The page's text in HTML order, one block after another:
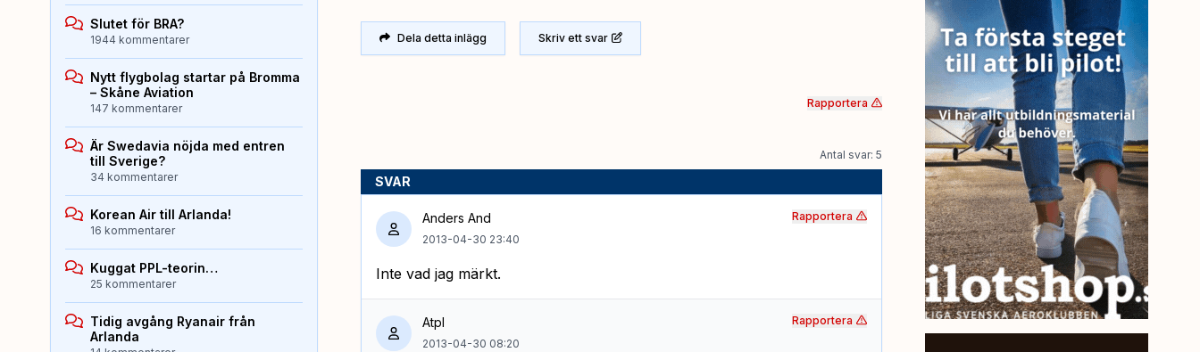
Dela detta inlägg Skriv ett svar
Rapportera
Antal svar: 5
SVAR
Anders And
2013-04-30 23:40
Inte vad jag märkt.
Rapportera
Atpl
2013-04-30 08:20
Rapportera
Slutet för BRA?
1944 kommentarer
Nytt flygbolag startar på Bromma
– Skåne Aviation
147 kommentarer
Är Swedavia nöjda med entren
till Sverige?
34 kommentarer
Korean Air till Arlanda!
16 kommentarer
Kuggat PPL-teorin…
25 kommentarer
Tidig avgång Ryanair från
Arlanda